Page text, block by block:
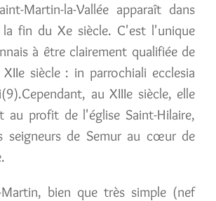
Martin-la-Vallée apparaît dans
la fin du Xe siècle. C'est l'unique
à être clairement qualifiée de
XIIe siècle : in parrochiali ecclesia
au XIIIe siècle, elle
au profit de l'église Saint-Hilaire,
seigneurs de Semur au cœur de
Martin, bien que très simple (nef